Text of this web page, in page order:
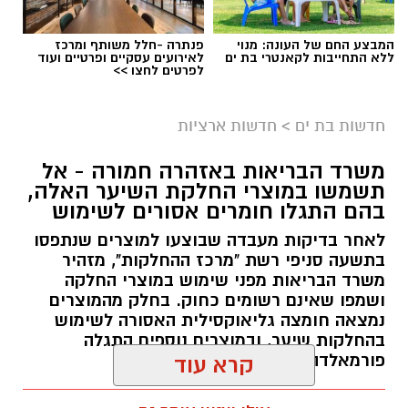
במסגרת התפקיד יידרש המועמד להוביל את תחום
מקצועי, לפתח תוכניות חינוכיות, ליצור אירועי תוכן
ופרויקטים ייחודיים ולעבוד מול קהלים מגוונים, תוך
חיבור בין עולם התרבות, החינוך והקהילה.
בין דרישות התפקיד:
תואר אקדמי המוכר על ידי המועצה להשכלה
גבוהה.
ניסיון בפיתוח הדרכה ועמידה מול קהל.
ניסיון ויכולת בניהול והובלת צוות.
המבצע החם של העונה: מנוי
ללא התחייבות לקאנטרי בת ים
פנתרה -חלל משותף ומרכז
לאירועים עסקיים ופרטיים ועוד
לפרטים לחצו >>
חדשות בת ים > חדשות ארציות
משרד הבריאות באזהרה חמורה - אל
תשמשו במוצרי החלקת השיער האלה,
בהם התגלו חומרים אסורים לשימוש
לאחר בדיקות מעבדה שבוצעו למוצרים שנתפסו
בתשעה סניפי רשת "מרכז ההחלקות", מזהיר
משרד הבריאות מפני שימוש במוצרי החלקה
ושמפו שאינם רשומים כחוק. בחלק מהמוצרים
נמצאה חומצה גליאוקסילית האסורה לשימוש
בהחלקות שיער, ובמוצרים נוספים התגלה
פורמאלדהיד - חומר המוגדר כמסרטן
קרא עוד